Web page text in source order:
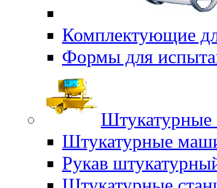
Комплектующие
Формы для
Штукатурные
Штукатурные
Рукав